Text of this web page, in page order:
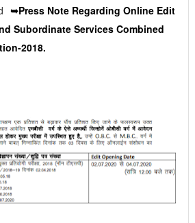
➥Press Note Regarding Online Edit
Subordinate Services Combined
2018.